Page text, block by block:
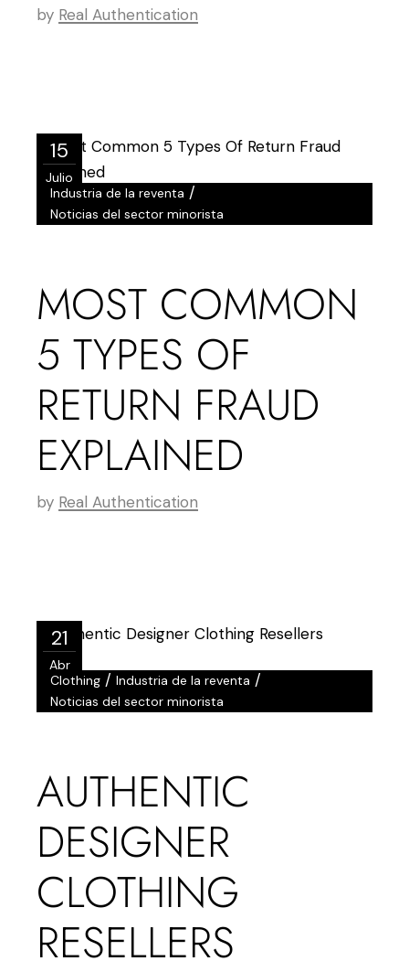
by Real Authentication
15
Julio
Industria de la reventa /
Noticias del sector minorista
MOST COMMON
5 TYPES OF
RETURN FRAUD
EXPLAINED
by Real Authentication
21
Abr
Clothing /Industria de la reventa /
Noticias del sector minorista
AUTHENTIC
DESIGNER
CLOTHING
RESELLERS